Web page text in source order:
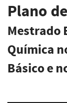
Plano
Mestrado
Química
Básico e